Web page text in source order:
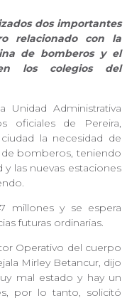
dos importantes
relacionado con la
de bomberos y el
los colegios del
Unidad Administrativa
oficiales de Pereira,
la necesidad de
de bomberos, teniendo
las nuevas estaciones
millones y se espera
futuras ordinarias.
Operativo del cuerpo
Mirley Betancur, dijo
mal estado y hay un
por lo tanto, solicitó